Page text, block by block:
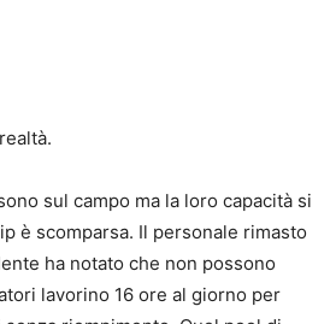
sul campo ma la loro capacità si
è scomparsa. Il personale rimasto
ha notato che non possono
lavorino 16 ore al giorno per